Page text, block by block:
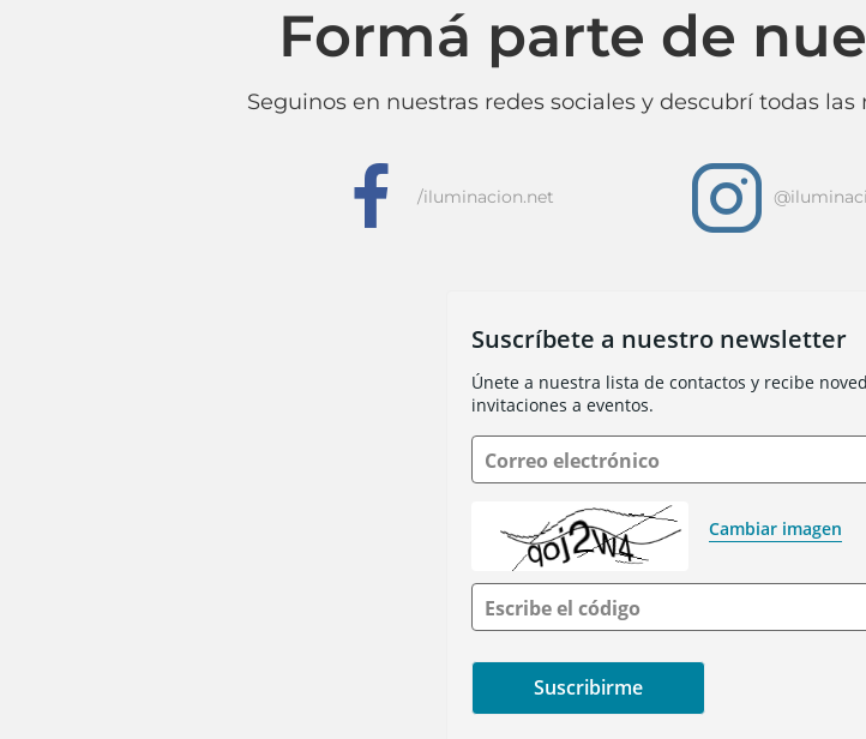
Formá parte de
Seguinos en nuestras redes sociales y descubrí todas
f /iluminacion.net i
Suscríbete a nuestro newsletter
Únete a nuestra lista de contactos y recibe
invitaciones a eventos.
Correo electrónico
Cambiar imagen
Escribe el código